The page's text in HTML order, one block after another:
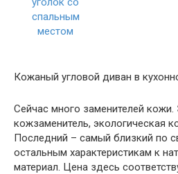
Кожаный угловой диван в
Сейчас много заменителей
кожзаменитель, экологическая
Последний – самый близкий по
остальным характеристикам к
материал. Цена здесь